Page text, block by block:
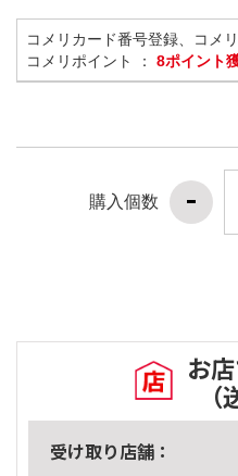
コメリカード番号登録、コメ
コメリポイント ： 8ポイント
購入個数
お
受け取り店舗：